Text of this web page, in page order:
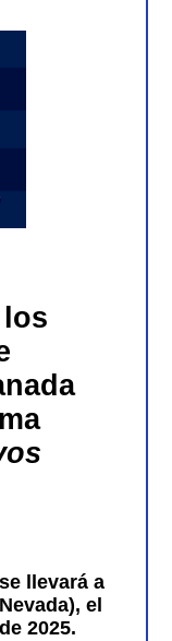
llevará a
el
2025.